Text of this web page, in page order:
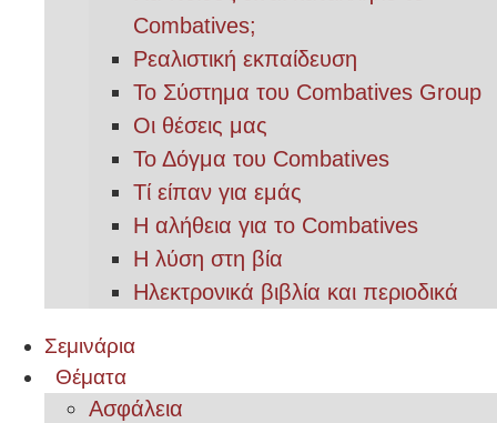
Combatives;
Ρεαλιστική εκπαίδευση
Το Σύστημα του Combatives Group
Οι θέσεις μας
Το Δόγμα του Combatives
Τί είπαν για εμάς
Η αλήθεια για το Combatives
Η λύση στη βία
Ηλεκτρονικά βιβλία και περιοδικά
Σεμινάρια
Θέματα
Ασφάλεια